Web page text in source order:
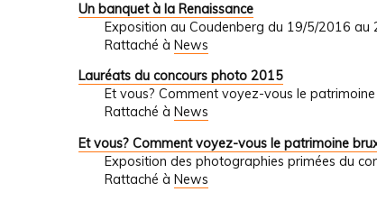
Un banquet à la Renaissance
Exposition au Coudenberg du 19/5/2016 au
Rattaché à News
Lauréats du concours photo 2015
Et vous? Comment voyez-vous le
Rattaché à News
Et vous? Comment voyez-vous le patrimoine
Exposition des photographies primées du
Rattaché à News